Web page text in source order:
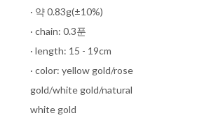
· 약 0.83g(±10%)
· chain: 0.3푼
· length: 15 - 19cm
· color: yellow gold/rose
gold/white gold/natural
white gold